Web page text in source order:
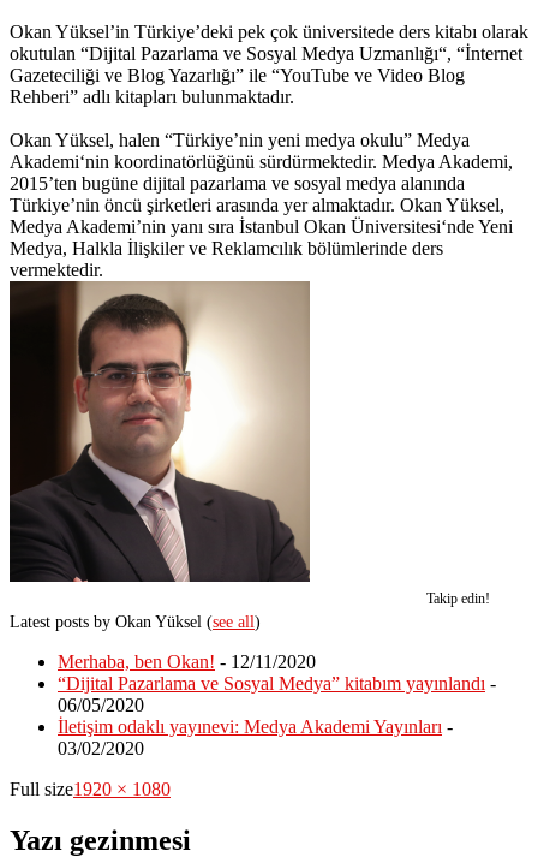
Okan Yüksel’in Türkiye’deki pek çok üniversitede ders kitabı olarak
okutulan “Dijital Pazarlama ve Sosyal Medya Uzmanlığı“, “İnternet
Gazeteciliği ve Blog Yazarlığı” ile “YouTube ve Video Blog
Rehberi” adlı kitapları bulunmaktadır.
Okan Yüksel, halen “Türkiye’nin yeni medya okulu” Medya
Akademi‘nin koordinatörlüğünü sürdürmektedir. Medya Akademi,
2015’ten bugüne dijital pazarlama ve sosyal medya alanında
Türkiye’nin öncü şirketleri arasında yer almaktadır. Okan Yüksel,
Medya Akademi’nin yanı sıra İstanbul Okan Üniversitesi‘nde Yeni
Medya, Halkla İlişkiler ve Reklamcılık bölümlerinde ders
vermektedir.
Takip edin!
Latest posts by Okan Yüksel (see all)
Merhaba, ben Okan! - 12/11/2020
“Dijital Pazarlama ve Sosyal Medya” kitabım yayınlandı -
06/05/2020
İletişim odaklı yayınevi: Medya Akademi Yayınları -
03/02/2020
Full size1920 × 1080
Yazı gezinmesi